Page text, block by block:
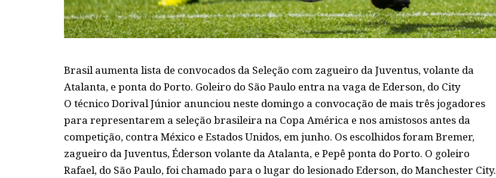
Brasil aumenta lista de convocados da Seleção com zagueiro da Juventus, volante da
Atalanta, e ponta do Porto. Goleiro do São Paulo entra na vaga de Ederson, do City
O técnico Dorival Júnior anunciou neste domingo a convocação de mais três jogadores
para representarem a seleção brasileira na Copa América e nos amistosos antes da
competição, contra México e Estados Unidos, em junho. Os escolhidos foram Bremer,
zagueiro da Juventus, Éderson volante da Atalanta, e Pepê ponta do Porto. O goleiro
Rafael, do São Paulo, foi chamado para o lugar do lesionado Ederson, do Manchester City.